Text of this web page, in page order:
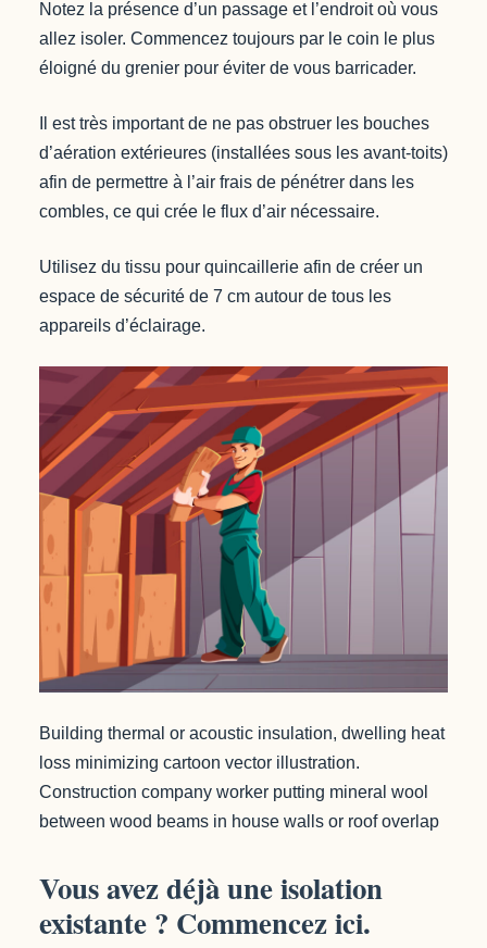
Notez la présence d’un passage et l’endroit où vous
allez isoler. Commencez toujours par le coin le plus
éloigné du grenier pour éviter de vous barricader.
Il est très important de ne pas obstruer les bouches
d’aération extérieures (installées sous les avant-toits)
afin de permettre à l’air frais de pénétrer dans les
combles, ce qui crée le flux d’air nécessaire.
Utilisez du tissu pour quincaillerie afin de créer un
espace de sécurité de 7 cm autour de tous les
appareils d’éclairage.
Building thermal or acoustic insulation, dwelling heat
loss minimizing cartoon vector illustration.
Construction company worker putting mineral wool
between wood beams in house walls or roof overlap
Vous avez déjà une isolation
existante ? Commencez ici.